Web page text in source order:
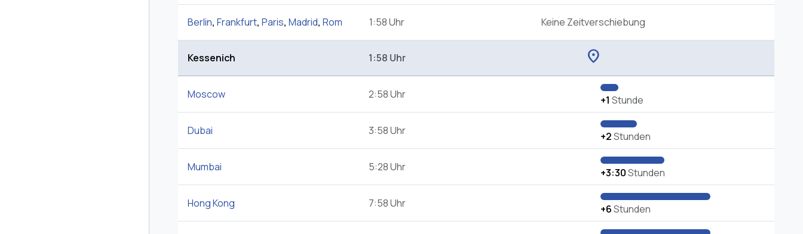
Berlin, Frankfurt, Paris, Madrid, Rom 1:58 Uhr Keine Zeitverschiebung
Kessenich 1:58 Uhr location_on
Moscow 2:58 Uhr +1 Stunde
Dubai 3:58 Uhr +2Stunden
Mumbai 5:28 Uhr +3:30Stunden
Hong Kong 7:58 Uhr +6Stunden